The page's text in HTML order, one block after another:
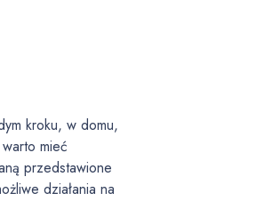
kroku, w domu,
mieć
przedstawione
działania na